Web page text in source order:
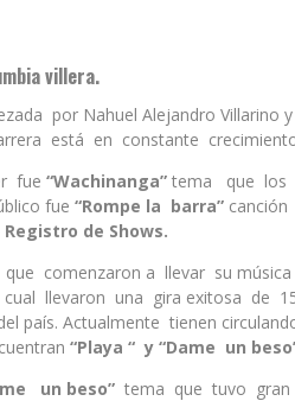
villera.
por Nahuel Alejandro Villarino
está en constante
fue “Wachinanga” tema que los
fue “Rompe la barra”
Registro de Shows.
comenzaron a llevar su
cual llevaron una gira exitosa de
país. Actualmente tienen
“Playa “ y “Dame un
un beso” tema que tuvo gran